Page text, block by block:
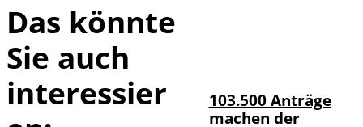
Das könnte
Sie auch
interessier
103.500 Anträge
machen der